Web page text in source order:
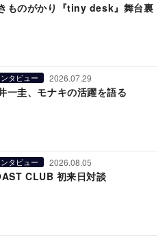
ものがかり『tiny desk』舞台裏
タビュー 2026.07.29
一圭、モナキの活躍を語る
タビュー 2026.08.05
CLUB 初来日対談